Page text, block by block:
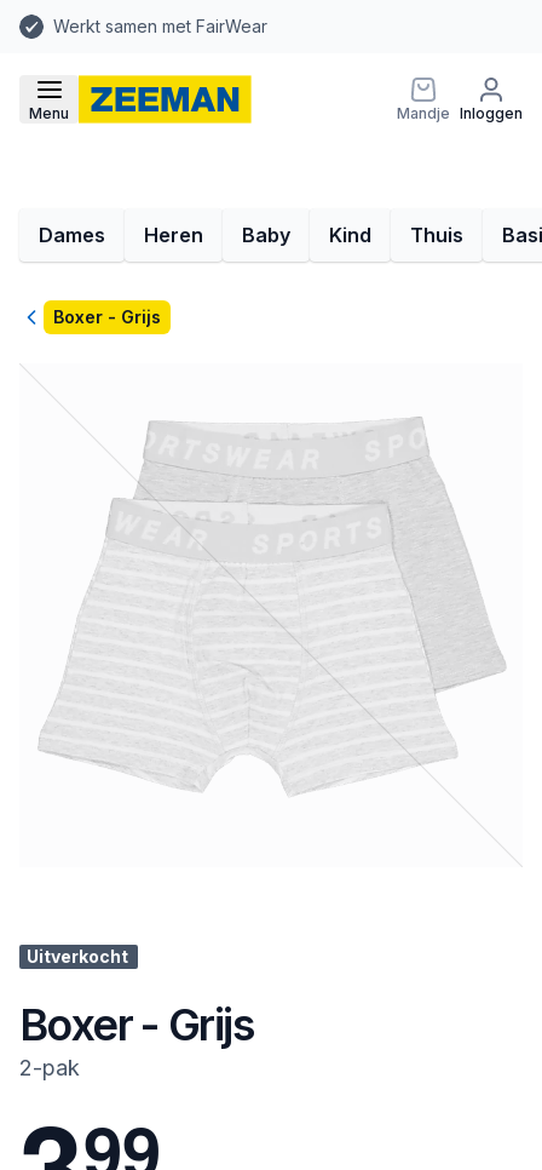
Werkt samen met FairWear
Menu Mandje Inloggen
Dames Heren Baby Kind Thuis
TerugBoxer - Grijs
Uitverkocht
Boxer - Grijs
2-pak